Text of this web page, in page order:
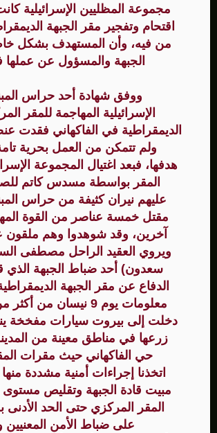
مجموعة المظليين الإسرائيلية
اقتحام وتفجير مقر الجبهة
من فيه، وأن المستهدف بشكل
الجبهة والمسؤول عن عملها
ووفق شهادة أحد حراس
الإسرائيلية المهاجمة للمقر
الديمقراطية في الفاكهاني فقدت
ولم تتمكن من العمل بحرية
هدفها، فبعد اغتيال المجموعة
المقر بواسطة مسدس كاتم
عليهم نيران كثيفة من حراس
مقتل خمسة عناصر من القوة
آخرين، وقد شوهدوا وهم
ويروي العقيد الراحل مصطفى
سعدون) أحد ضباط الجبهة الذي
الدفاع عن مقر الجبهة
معلومات يوم 9 نيسان من
دخلت إلى بيروت سيارات مفخخة
زرعها في مناطق معينة من
حي الفاكهاني حيث مقرات
اتخذنا إجراءات أمنية مشددة
مبيت قادة الجبهة وتقليص مستوى
المقر المركزي حتى الحد الأدنى
على ضباط الأمن